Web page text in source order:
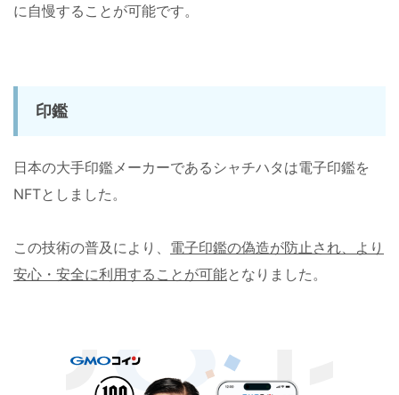
に自慢することが可能です。
印鑑
日本の大手印鑑メーカーであるシャチハタは電子印鑑を
NFTとしました。
この技術の普及により、 電子印鑑の偽造が防止され、より
安心・安全に利用することが可能となりました。